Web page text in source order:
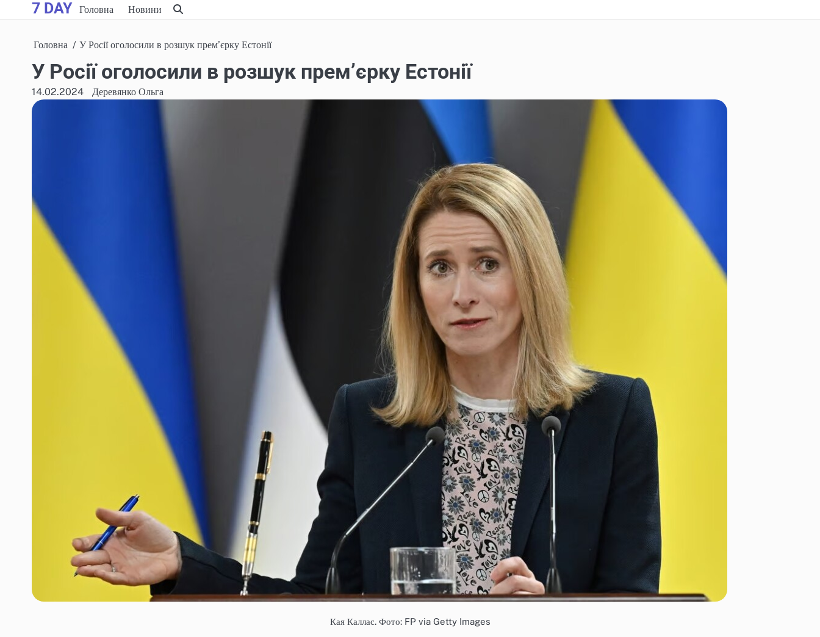
to
7 DAY Головна Новини
Головна У Росії оголосили в розшук прем’єрку Естонії
У Росії оголосили в розшук прем’єрку Естонії
14.02.2024 Деревянко Ольга
Кая Каллас. Фото: FP via Getty Images